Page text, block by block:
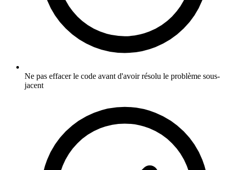
Ne pas effacer le code avant d'avoir résolu le problème sous-
jacent